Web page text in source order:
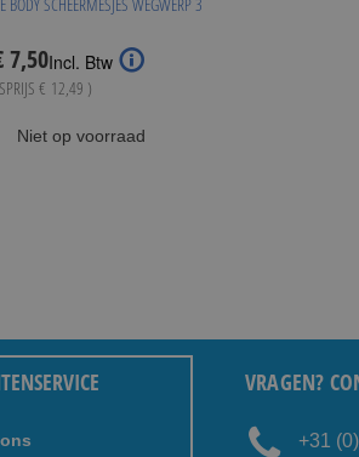
7,50Incl. Btw
€ 12,49 )
Niet op voorraad
VRAGEN?
+31